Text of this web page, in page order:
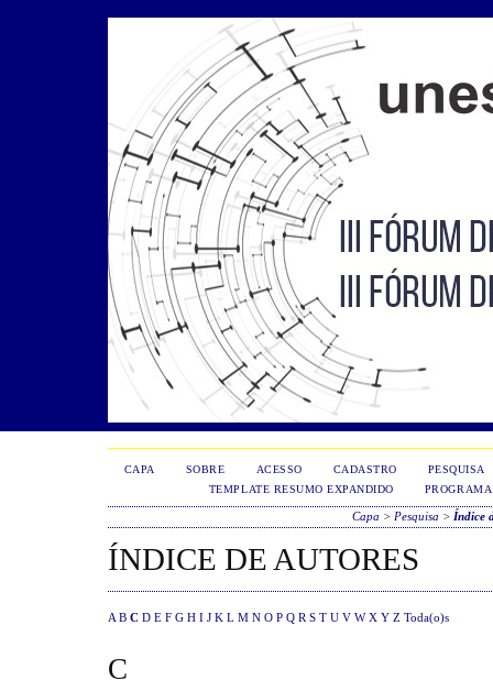
CAPA SOBRE ACESSO CADASTRO
PESQUISA
TEMPLATE RESUMO EXPANDIDO
PROGRAMA
Capa > Pesquisa > Índice
ÍNDICE DE AUTORES
A B C D E F G H I J K L M N O P Q R S T U V W X Y Z Toda(o)s
C